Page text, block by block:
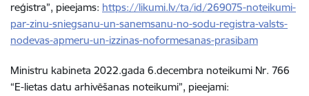
reģistra”, pieejams: https://likumi.lv/ta/id/269075-noteikumi-
par-zinu-sniegsanu-un-sanemsanu-no-sodu-registra-valsts-
nodevas-apmeru-un-izzinas-noformesanas-prasibam
Ministru kabineta 2022.gada 6.decembra noteikumi Nr. 766
“E-lietas datu arhivēšanas noteikumi”, pieejami: